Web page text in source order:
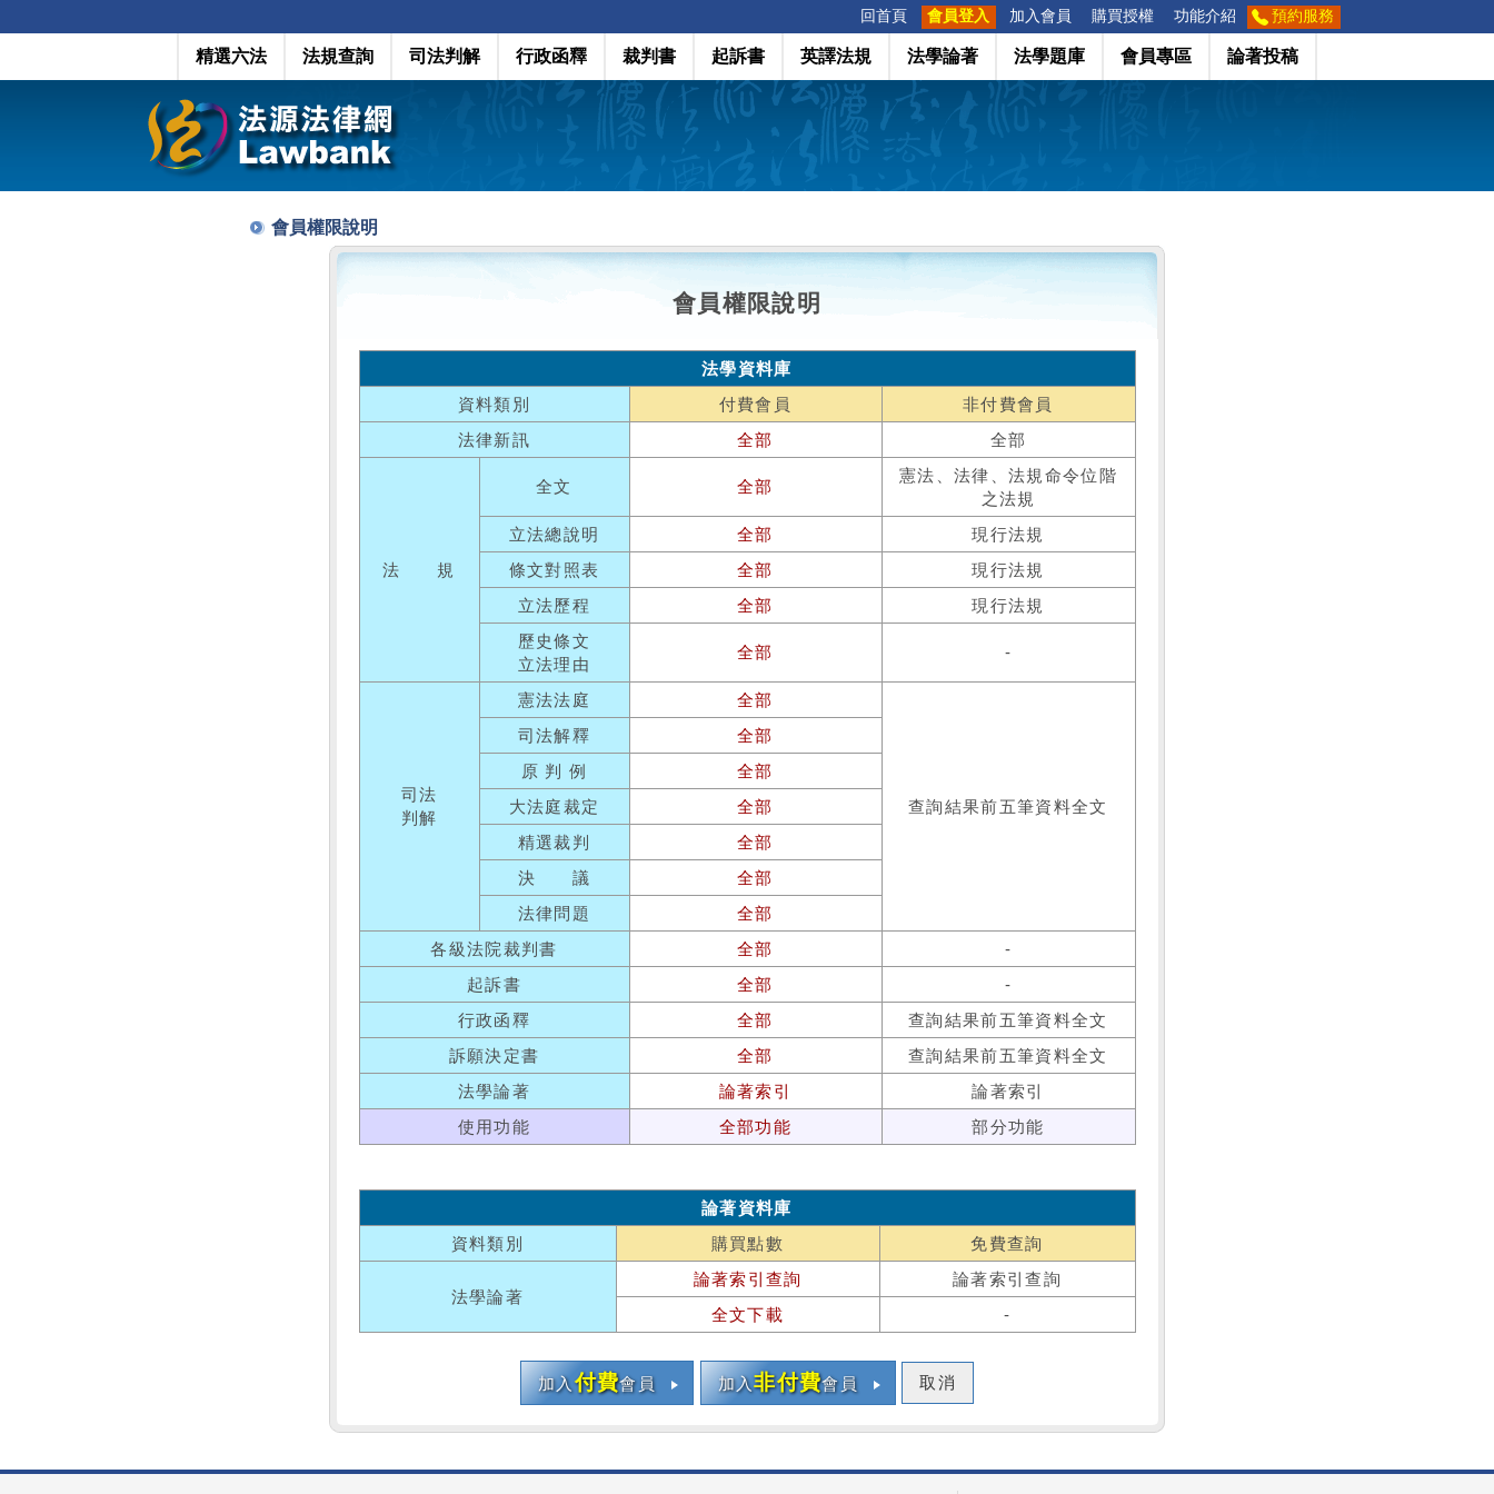
回首頁 會員登入 加入會員 購買授權 功能介紹 預約服務
精選六法 法規查詢 司法判解 行政函釋 裁判書 起訴書 英譯法規 法學論著 法學題庫 會員專區 論著投稿
會員權限說明
會員權限說明
法學資料庫
資料類別
付費會員
非付費會員
法律新訊
全部 全部
法 規
全文 全部
憲法、法律、法規命令位階
之法規
立法總說明
全部
現行法規
條文對照表
全部
現行法規
立法歷程
全部
現行法規
歷史條文
立法理由
全部 -
司法
判解
憲法法庭 全部
查詢結果前五筆資料全文
司法解釋
全部
原 判 例
全部
大法庭裁定
全部
精選裁判
全部
決 議
全部
法律問題
全部
各級法院裁判書
全部
-
起訴書
全部
-
行政函釋
全部
查詢結果前五筆資料全文
訴願決定書
全部
查詢結果前五筆資料全文
法學論著
論著索引
論著索引
使用功能
全部功能 部分功能
論著資料庫
資料類別
購買點數 免費查詢
法學論著
論著索引查詢
論著索引查詢
全文下載
-
加入付費會員 加入非付費會員 取消